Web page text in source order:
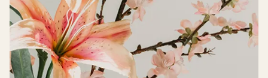
Monument funéraire
Livraison de fleurs